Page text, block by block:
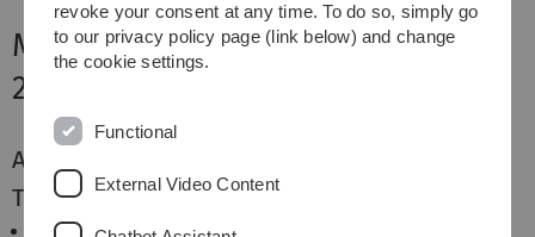
Maßtheorie im Wintersemester
2014/15
Aktuelles
Termine und Räume
Vorlesung: Donnerstag, 8-10 Uhr, H3
revoke your consent at any time. To do so, simply go
to our privacy policy page (link below) and change
the cookie settings.
Functional
External Video Content